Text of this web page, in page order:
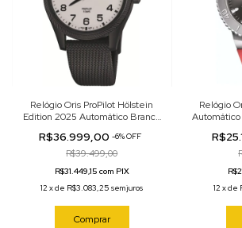
Relógio Oris ProPilot Hölstein
Edition 2025 Automático Branco
R$36.999,00-6%OFF
R$39.499,00
R$31.449,15 com PIX
12 xde R$3.083,25 sem juros
Comprar
Relógio
Automático
12 xde